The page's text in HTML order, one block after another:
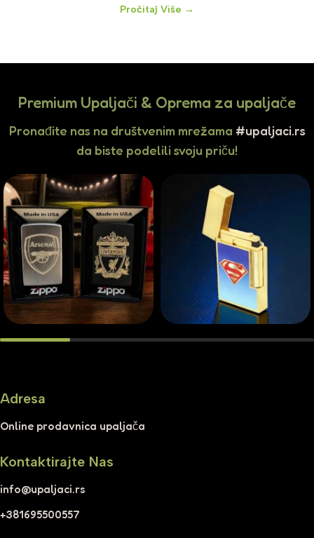
Pročitaj Više →
Premium Upaljači & Oprema za upaljače
Pronađite nas na društvenim mrežama #upaljaci.rs
da biste podelili svoju priču!
Adresa
Online prodavnica upaljača
Kontaktirajte Nas
info@upaljaci.rs
+381695500557